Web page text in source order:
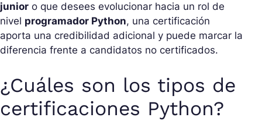
junior o que desees evolucionar hacia un rol de
nivel programador Python, una certificación
aporta una credibilidad adicional y puede marcar la
diferencia frente a candidatos no certificados.
¿Cuáles son los tipos de
certificaciones Python?